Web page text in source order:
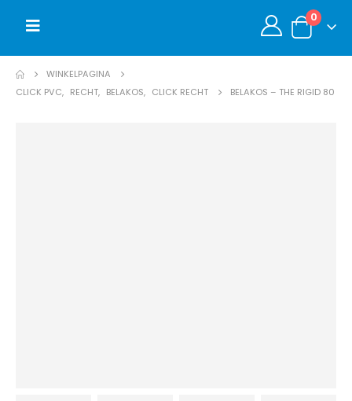
0
WINKELPAGINA
CLICK PVC, RECHT, BELAKOS, CLICK RECHT BELAKOS – THE RIGID 80